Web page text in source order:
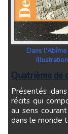
Dans
Quatrième de
Présentés dans une traduction remise à jour, les quatre
récits qui
au sens
dans le monde